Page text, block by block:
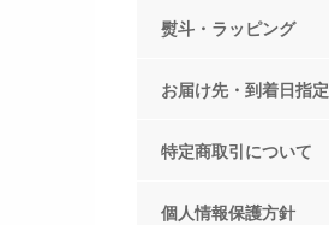
熨斗・ラッピング
お届け先・到着日指定
特定商取引について
個人情報保護方針